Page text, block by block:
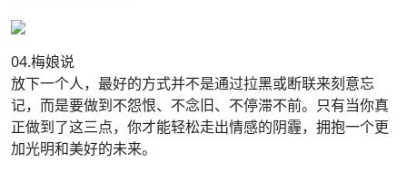
04.梅娘说
放下一个人，最好的方式并不是通过拉黑或断联来刻意忘
记，而是要做到不怨恨、不念旧、不停滞不前。只有当你真
正做到了这三点，你才能轻松走出情感的阴霾，拥抱一个更
加光明和美好的未来。